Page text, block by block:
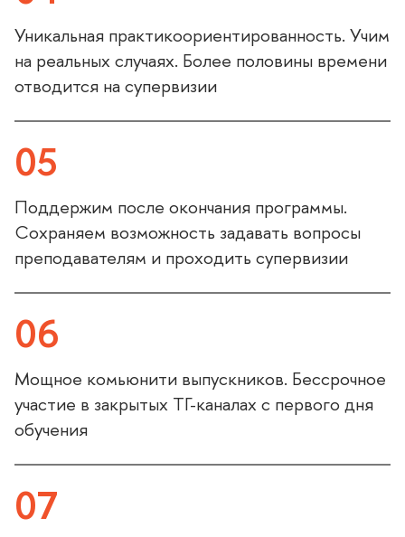
Уникальная практикоориентированность. Учим
на реальных случаях. Более половины времени
отводится на супервизии
05
Поддержим после окончания программы.
Сохраняем возможность задавать вопросы
преподавателям и проходить супервизии
06
Мощное комьюнити выпускников. Бессрочное
участие в закрытых ТГ-каналах с первого дня
обучения
07